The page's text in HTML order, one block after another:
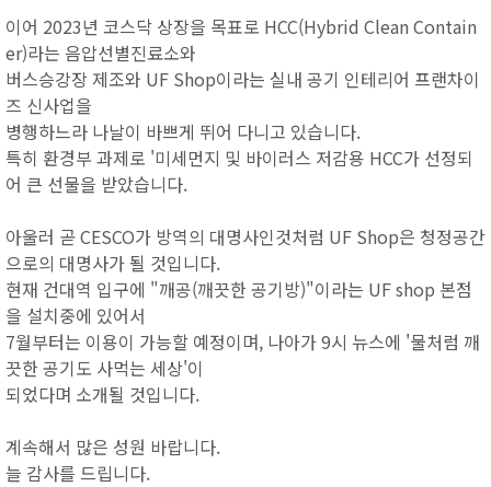
이어 2023년 코스닥 상장을 목표로 HCC(Hybrid Clean Contain
er)라는 음압선별진료소와
버스승강장 제조와 UF Shop이라는 실내 공기 인테리어 프랜차이
즈 신사업을
병행하느라 나날이 바쁘게 뛰어 다니고 있습니다.
특히 환경부 과제로 '미세먼지 및 바이러스 저감용 HCC가 선정되
어 큰 선물을 받았습니다.
아울러 곧 CESCO가 방역의 대명사인것처럼 UF Shop은 청정공간
으로의 대명사가 될 것입니다.
현재 건대역 입구에 "깨공(깨끗한 공기방)"이라는 UF shop 본점
을 설치중에 있어서
7월부터는 이용이 가능할 예정이며, 나아가 9시 뉴스에 '물처럼 깨
끗한 공기도 사먹는 세상'이
되었다며 소개될 것입니다.
계속해서 많은 성원 바랍니다.
늘 감사를 드립니다.